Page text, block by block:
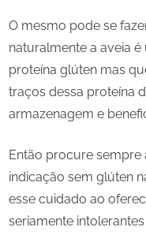
O mesmo pode se
naturalmente a aveia
proteína glúten mas
traços dessa proteína
armazenagem e
Então procure
indicação sem glúten
esse cuidado ao
seriamente